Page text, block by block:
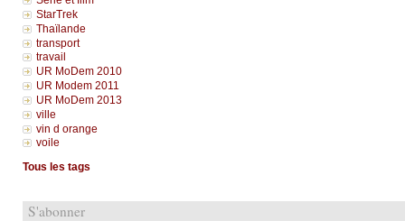
StarTrek
Thaïlande
transport
travail
UR MoDem 2010
UR Modem 2011
UR MoDem 2013
ville
vin d orange
voile
Tous les tags
S'abonner